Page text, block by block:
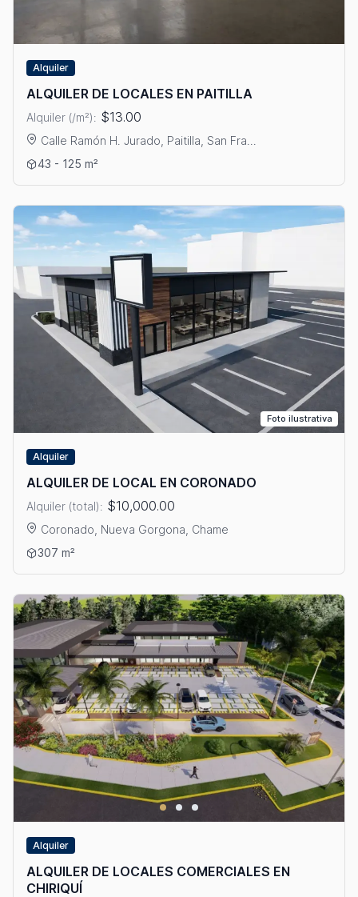
Alquiler
ALQUILER DE LOCALES EN PAITILLA
Alquiler (/m²): $13.00
Calle Ramón H. Jurado, Paitilla, San Fra...
Ver detalles: ALQUILER DE LOCALES EN PAITILLA
43 - 125 m²
Foto ilustrativa
Alquiler
ALQUILER DE LOCAL EN CORONADO
Alquiler (total): $10,000.00
Coronado, Nueva Gorgona, Chame
Ver detalles: ALQUILER DE LOCAL EN CORONADO
307 m²
Alquiler
ALQUILER DE LOCALES COMERCIALES EN
CHIRIQUÍ